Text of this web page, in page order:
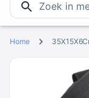
Home